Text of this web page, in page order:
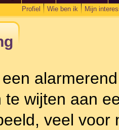
Profiel
Wie ben ik Mijn
een
te wijten aan
veel